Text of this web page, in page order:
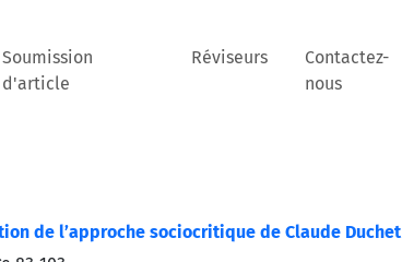
Soumission
d'article
Réviseurs
Contactez-
nous
de l’approche sociocritique de Claude Duchet